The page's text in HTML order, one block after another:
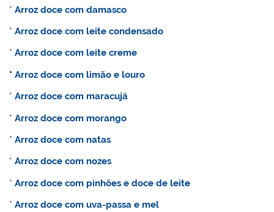
*Arroz doce com damasco
*Arroz doce com leite condensado
*Arroz doce com leite creme
*Arroz doce com limão e louro
*Arroz doce com maracujá
*Arroz doce com morango
*Arroz doce com natas
*Arroz doce com nozes
*Arroz doce com pinhões e doce de leite
*Arroz doce com uva-passa e mel